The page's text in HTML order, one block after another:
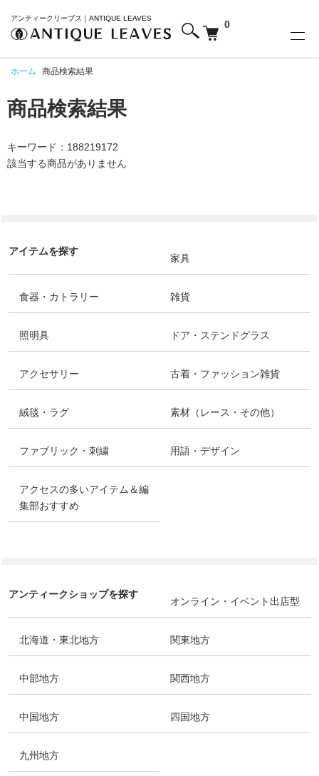
アンティークリーブス｜ANTIQUE LEAVES
0
ホーム 商品検索結果
商品検索結果
キーワード：188219172
該当する商品がありません
アイテムを探す
家具
食器・カトラリー 雑貨
照明具 ドア・ステンドグラス
アクセサリー 古着・ファッション雑貨
絨毯・ラグ 素材（レース・その他）
ファブリック・刺繍 用語・デザイン
アクセスの多いアイテム＆編
集部おすすめ
アンティークショップを探す
オンライン・イベント出店型
北海道・東北地方 関東地方
中部地方 関西地方
中国地方 四国地方
九州地方